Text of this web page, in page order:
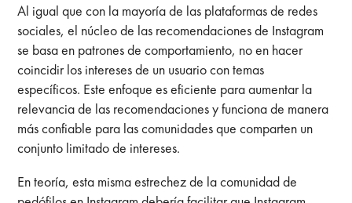
Al igual que con la mayoría de las plataformas de redes
sociales, el núcleo de las recomendaciones de Instagram
se basa en patrones de comportamiento, no en hacer
coincidir los intereses de un usuario con temas
específicos. Este enfoque es eficiente para aumentar la
relevancia de las recomendaciones y funciona de manera
más confiable para las comunidades que comparten un
conjunto limitado de intereses.
En teoría, esta misma estrechez de la comunidad de